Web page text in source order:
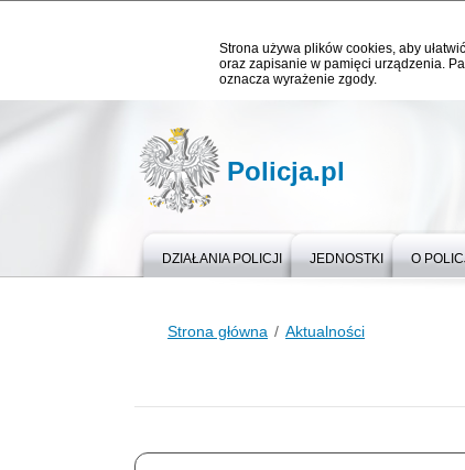
Strona używa plików cookies, aby
oraz zapisanie w pamięci urządzenia.
oznacza wyrażenie zgody.
Policja.pl
DZIAŁANIA POLICJI JEDNOSTKI O
Strona główna Aktualności